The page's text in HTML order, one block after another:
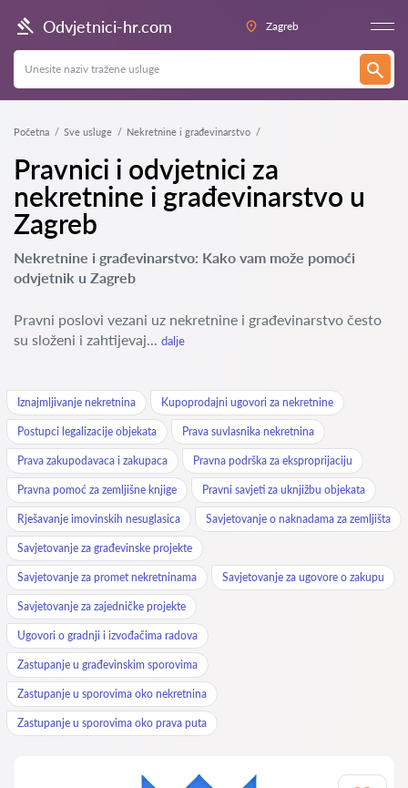
Odvjetnici-hr.com Zagreb
Početna Sve usluge Nekretnine i građevinarstvo
Pravnici i odvjetnici za
nekretnine i građevinarstvo u
Zagreb
Nekretnine i građevinarstvo: Kako vam može pomoći
odvjetnik u Zagreb
Pravni poslovi vezani uz nekretnine i građevinarstvo često
su složeni i zahtijevaj... dalje
Iznajmljivanje nekretnina Kupoprodajni ugovori za nekretnine
Postupci legalizacije objekata Prava suvlasnika nekretnina
Prava zakupodavaca i zakupaca Pravna podrška za eksproprijaciju
Pravna pomoć za zemljišne knjige Pravni savjeti za uknjižbu objekata
Rješavanje imovinskih nesuglasica Savjetovanje o naknadama za zemljišta
Savjetovanje za građevinske projekte
Savjetovanje za promet nekretninama Savjetovanje za ugovore o zakupu
Savjetovanje za zajedničke projekte
Ugovori o gradnji i izvođačima radova
Zastupanje u građevinskim sporovima
Zastupanje u sporovima oko nekretnina
Zastupanje u sporovima oko prava puta